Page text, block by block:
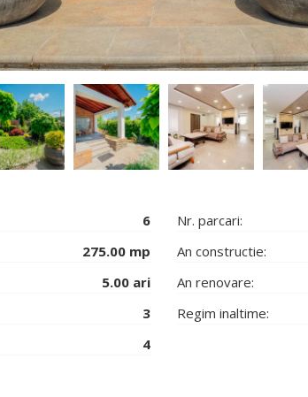
6
275.00 mp
5.00 ari
3
4
Nr. parcari:
An constructie:
An renovare:
Regim inaltime: